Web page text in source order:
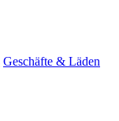
Geschäfte & Läden